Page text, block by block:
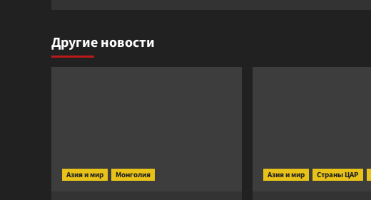
Другие новости
Азия и мир Монголия Азия и мир Страны ЦАР